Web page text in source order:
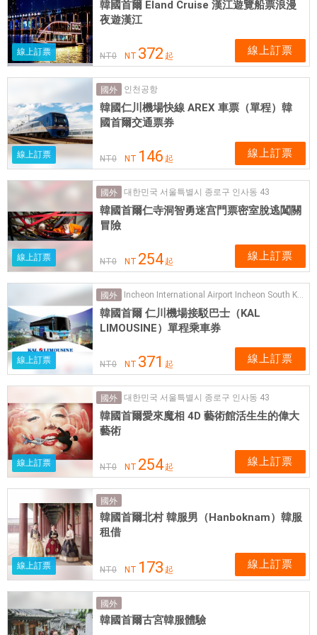
線上訂票
韓國首爾 Eland Cruise 漢江遊覽船票浪漫
夜遊漢江
NT0 NT 372 起 線上訂票
線上訂票
國外 인천공항
韓國仁川機場快線 AREX 車票（單程）韓
國首爾交通票券
NT0 NT 146 起 線上訂票
線上訂票
國外 대한민국 서울특별시 종로구 인사동 43
韓國首爾仁寺洞智勇迷宫門票密室脫逃闖關
冒險
NT0 NT 254 起 線上訂票
線上訂票
國外 Incheon International Airport Incheon South Korea
韓國首爾 仁川機場接駁巴士（KAL
LIMOUSINE）單程乘車券
NT0 NT 371 起 線上訂票
線上訂票
國外 대한민국 서울특별시 종로구 인사동 43
韓國首爾愛來魔相 4D 藝術館活生生的偉大
藝術
NT0 NT 254 起 線上訂票
線上訂票
國外
韓國首爾北村 韓服男（Hanboknam）韓服
租借
NT0 NT 173 起 線上訂票
國外
韓國首爾古宮韓服體驗